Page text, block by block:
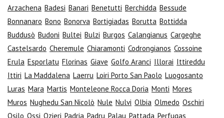
Arzachena Badesi Banari Benetutti Berchidda Bessude
Bonnanaro Bono Bonorva Bortigiadas Borutta Bottidda
Buddusò Budoni Bultei Bulzi Burgos Calangianus Cargeghe
Castelsardo Cheremule Chiaramonti Codrongianos Cossoine
Erula Esporlatu Florinas Giave Golfo Aranci Illorai Ittireddu
Ittiri La Maddalena Laerru Loiri Porto San Paolo Luogosanto
Luras Mara Martis Monteleone Rocca Doria Monti Mores
Muros Nughedu San Nicolò Nule Nulvi Olbia Olmedo Oschiri
Osilo Ossi Ozieri Padria Padru Palau Pattada Perfugas